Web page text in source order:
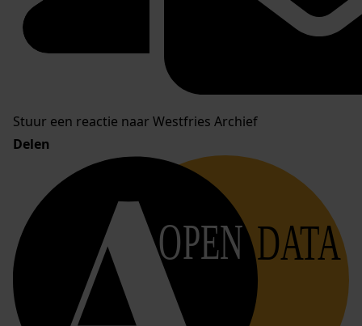
Stuur een reactie naar Westfries Archief
Delen
OPEN DATA